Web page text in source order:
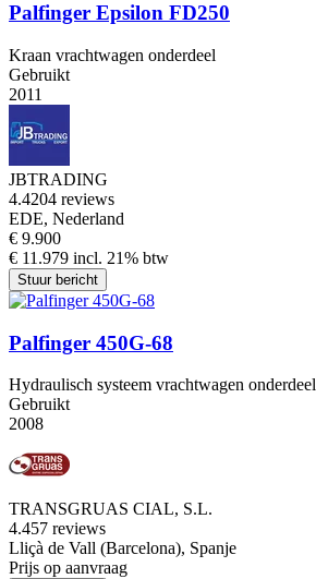
Palfinger Epsilon FD250
Kraan vrachtwagen onderdeel
Gebruikt
2011
JBTRADING
4.4204 reviews
EDE, Nederland
€ 9.900
€ 11.979 incl. 21% btw
Stuur bericht
Palfinger 450G-68
Hydraulisch systeem vrachtwagen onderdeel
Gebruikt
2008
TRANSGRUAS CIAL, S.L.
4.457 reviews
Lliçà de Vall (Barcelona), Spanje
Prijs op aanvraag